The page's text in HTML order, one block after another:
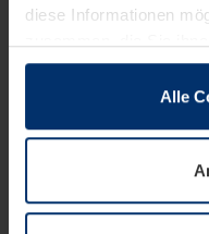
diese Informationen
sie im Rahmen Ihrer
wenn diese für den
notwendig sind. Für
wir Ihre Erlaubnis. Ihre
Alle